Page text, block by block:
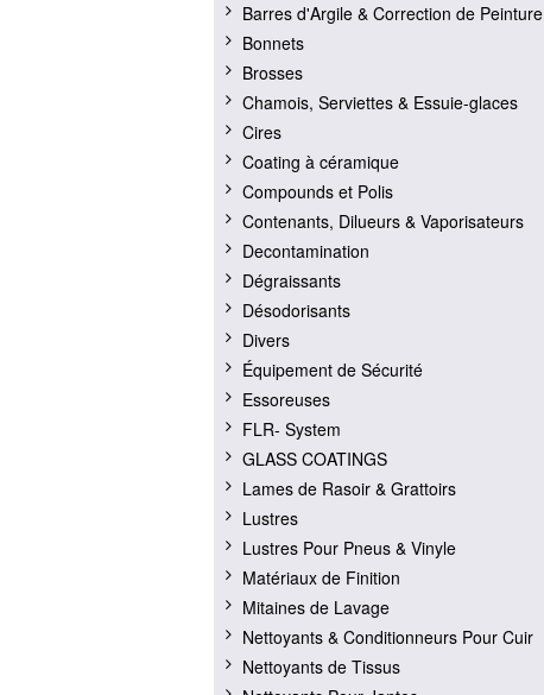
Barres d'Argile & Correction de Peinture
Bonnets
Brosses
Chamois, Serviettes & Essuie-glaces
Cires
Coating à céramique
Compounds et Polis
Contenants, Dilueurs & Vaporisateurs
Decontamination
Dégraissants
Désodorisants
Divers
Équipement de Sécurité
Essoreuses
FLR- System
GLASS COATINGS
Lames de Rasoir & Grattoirs
Lustres
Lustres Pour Pneus & Vinyle
Matériaux de Finition
Mitaines de Lavage
Nettoyants & Conditionneurs Pour Cuir
Nettoyants de Tissus